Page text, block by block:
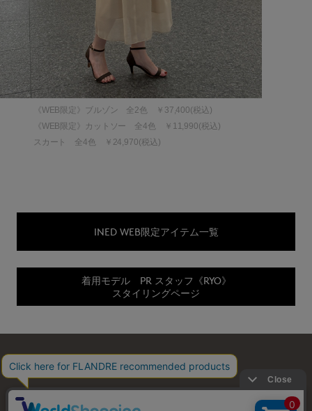
《WEB限定》ブルゾン 全2色 ￥37,400(税込)
《WEB限定》カットソー 全4色 ￥11,990(税込)
スカート 全4色 ￥24,970(税込)
INED WEB限定アイテム一覧
着用モデル PR スタッフ《RYO》
スタイリングページ
お問い合わせ 利用規約 プライバシーポリシー